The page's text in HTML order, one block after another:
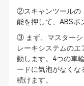
②スキャンツールの
能を押して、ABSポ
③ まず、マスターシ
レーキシステムの
動します。4つの車
ードに気泡がなくな
続けます。